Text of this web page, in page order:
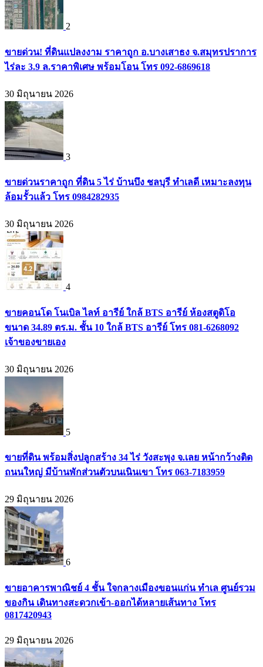
2
ขายด่วน! ที่ดินแปลงงาม ราคาถูก อ.บางเสาธง จ.สมุทรปราการ
ไร่ละ 3.9 ล.ราคาพิเศษ พร้อมโอน โทร 092-6869618
30 มิถุนายน 2026
3
ขายด่วนราคาถูก ที่ดิน 5 ไร่ บ้านบึง ชลบุรี ทำเลดี เหมาะลงทุน
ล้อมรั้วแล้ว โทร 0984282935
30 มิถุนายน 2026
4
ขายคอนโด โนเบิล ไลท์ อารีย์ ใกล้ BTS อารีย์ ห้องสตูดิโอ
ขนาด 34.89 ตร.ม. ชั้น 10 ใกล้ BTS อารีย์ โทร 081-6268092
เจ้าของขายเอง
30 มิถุนายน 2026
5
ขายที่ดิน พร้อมสิ่งปลูกสร้าง 34 ไร่ วังสะพุง จ.เลย หน้ากว้างติด
ถนนใหญ่ มีบ้านพักส่วนตัวบนเนินเขา โทร 063-7183959
29 มิถุนายน 2026
6
ขายอาคารพาณิชย์ 4 ชั้น ใจกลางเมืองขอนแก่น ทำเล ศูนย์รวม
ของกิน เดินทางสะดวกเข้า-ออกได้หลายเส้นทาง โทร
0817420943
29 มิถุนายน 2026